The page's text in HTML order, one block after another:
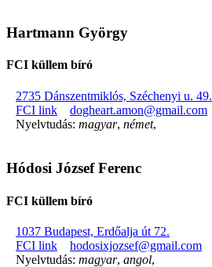
Hartmann György
FCI küllem bíró
2735 Dánszentmiklós, Széchenyi u. 49.
FCI link
dogheart.amon@gmail.com
Nyelvtudás: magyar, német,
Hódosi József Ferenc
FCI küllem bíró
1037 Budapest, Erdőalja út 72.
FCI link
hodosixjozsef@gmail.com
Nyelvtudás: magyar, angol,